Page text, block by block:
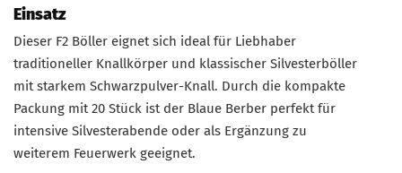
Einsatz
Dieser F2 Böller eignet sich ideal für Liebhaber
traditioneller Knallkörper und klassischer Silvesterböller
mit starkem Schwarzpulver-Knall. Durch die kompakte
Packung mit 20 Stück ist der Blaue Berber perfekt für
intensive Silvesterabende oder als Ergänzung zu
weiterem Feuerwerk geeignet.